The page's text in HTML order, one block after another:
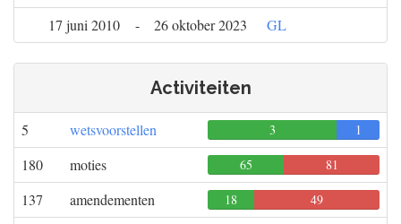
17 juni 2010
- 26 oktober 2023 GL
Activiteiten
5 wetsvoorstellen 3 1
180 moties 65 81
137 amendementen 18 49